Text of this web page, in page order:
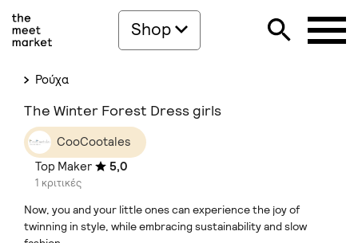
Shop
Ρούχα
The Winter Forest Dress girls
CooCootales
Top Maker
5,0
1 κριτικές
Now, you and your little ones can experience the joy of
twinning in style, while embracing sustainability and slow